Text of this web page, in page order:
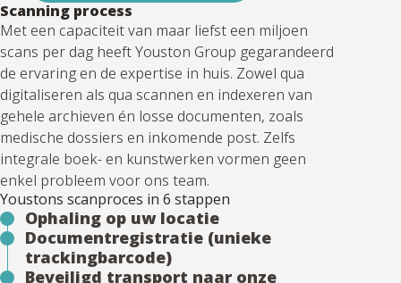
Scanning process
Met een capaciteit van maar liefst een miljoen
scans per dag heeft Youston Group gegarandeerd
de ervaring en de expertise in huis. Zowel qua
digitaliseren als qua scannen en indexeren van
gehele archieven én losse documenten, zoals
medische dossiers en inkomende post. Zelfs
integrale boek- en kunstwerken vormen geen
enkel probleem voor ons team.
Youstons scanproces in 6 stappen
Ophaling op uw locatie
Documentregistratie (unieke
trackingbarcode)
Beveiligd transport naar onze